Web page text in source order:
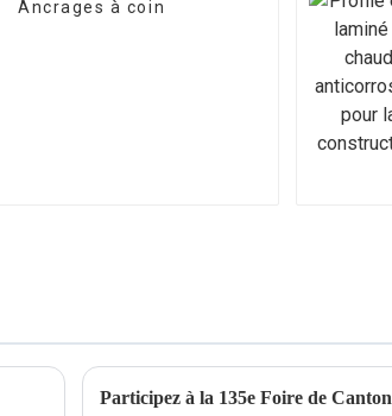
Ancrages à coin
Participez à la 135e Foire de Canton